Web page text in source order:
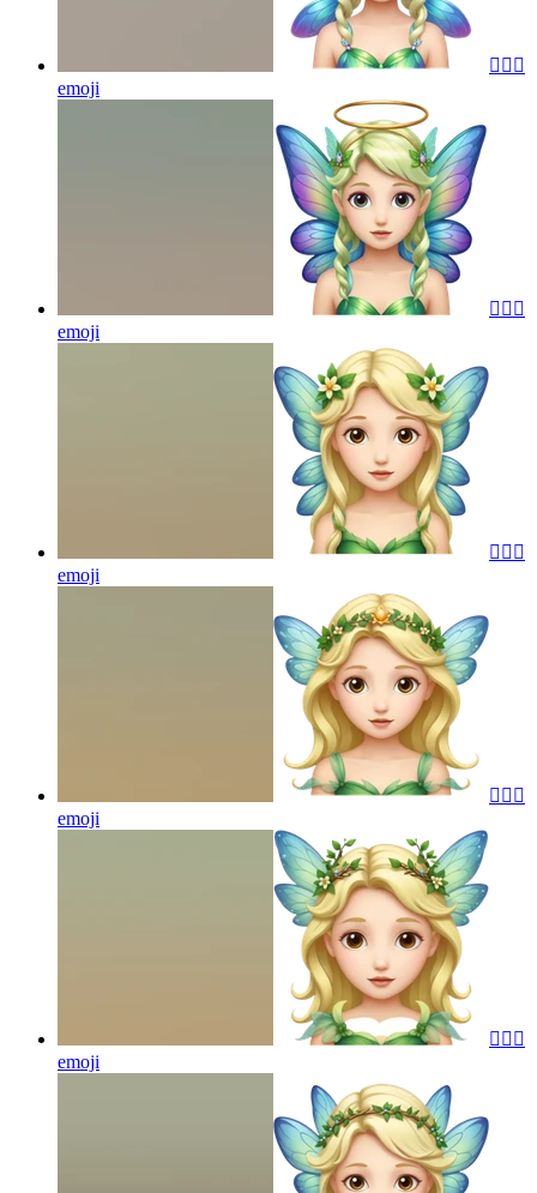
🧚🏻‍♀️
emoji
🧚🏻‍♀️
emoji
🧚🏻‍♀️
emoji
🧚🏻‍♀️
emoji
🧚🏻‍♀️
emoji